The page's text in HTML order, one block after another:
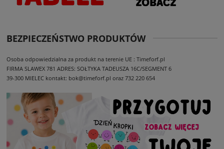
BEZPIECZEŃSTWO PRODUKTÓW
Osoba odpowiedzialna za produkt na terenie UE : Timeforf.pl
FIRMA SLAWEX 781 ADRES: SOŁTYKA TADEUSZA 16C/SEGMENT 6
39-300 MIELEC kontakt: bok@timeforf.pl oraz 732 220 654